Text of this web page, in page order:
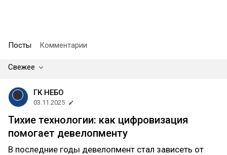
Посты Комментарии
Свежее
ГК НЕБО
03.11.2025
Тихие технологии: как цифровизация
помогает девелопменту
В последние годы девелопмент стал зависеть от